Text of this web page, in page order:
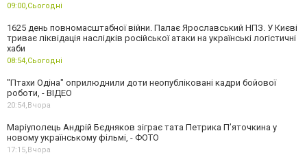
09:00,Сьогодні
1625 день повномасштабної війни. Палає Ярославський НПЗ. У Києві
триває ліквідація наслідків російської атаки на українські логістичні
хаби
08:54,Сьогодні
"Птахи Одіна" оприлюднили доти неопубліковані кадри бойової
роботи, - ВІДЕО
20:54,Вчора
Маріуполець Андрій Бєдняков зіграє тата Петрика П’яточкина у
новому українському фільмі, - ФОТО
17:15,Вчора